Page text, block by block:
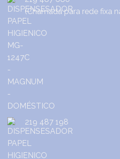
(Chamada para rede fixa
219 487 198